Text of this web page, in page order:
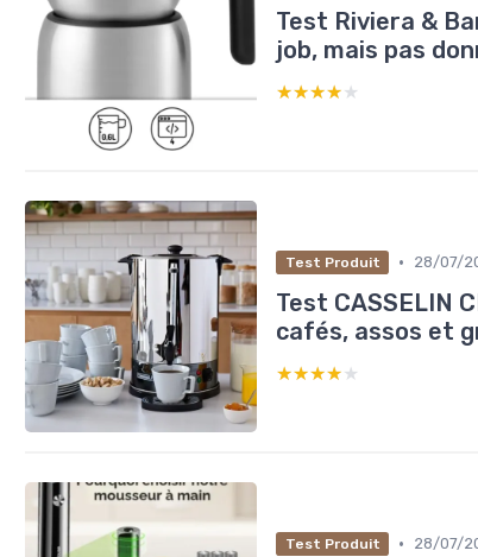
Test Riviera &
job, mais pas
★★★★★
★★★★★
Test Produit • 28/07/
Test CASSELIN
cafés, assos et
★★★★★
★★★★★
Test Produit • 28/07/